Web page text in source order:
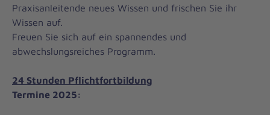
Praxisanleitende neues Wissen und frischen Sie ihr
Wissen auf.
Freuen Sie sich auf ein spannendes und
abwechslungsreiches Programm.
24 Stunden Pflichtfortbildung
Termine 2025: